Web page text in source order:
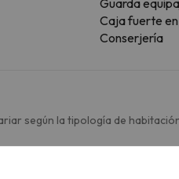
Caja fuerte
Conserjería
según la tipología de